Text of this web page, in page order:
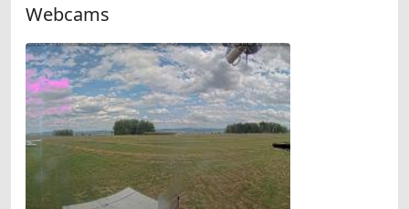
Webcams